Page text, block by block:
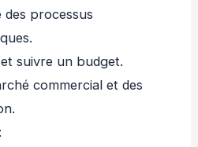
des processus
suivre un budget.
commercial et des